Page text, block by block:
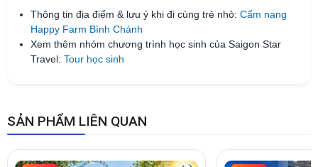
Thông tin địa điểm & lưu ý khi đi cùng trẻ nhỏ: Cẩm nang
Happy Farm Bình Chánh
Xem thêm nhóm chương trình học sinh của Saigon Star
Travel: Tour học sinh
SẢN PHẨM LIÊN QUAN